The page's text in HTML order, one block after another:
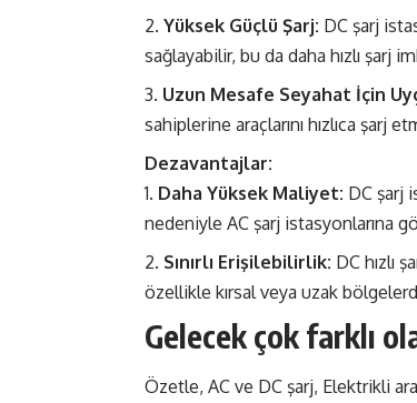
Yüksek Güçlü Şarj: DC şarj
sağlayabilir, bu da daha hızlı şarj
Uzun Mesafe Seyahat İçin
sahiplerine araçlarını hızlıca şarj
Dezavantajlar:
Daha Yüksek Maliyet: DC şarj
nedeniyle AC şarj istasyonlarına
Sınırlı Erişilebilirlik: DC hızlı
özellikle kırsal veya uzak
Gelecek çok farklı
Özetle, AC ve DC şarj, Elektrikli